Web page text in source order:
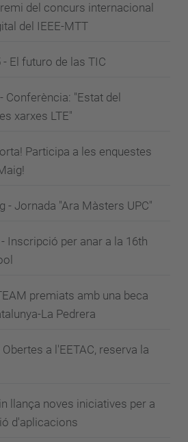
del concurs internacional
del IEEE-MTT
El futuro de las TIC
Conferència: "Estat del
xarxes LTE"
Participa a les enquestes
- Jornada "Ara Màsters UPC"
Inscripció per anar a la 16th
premiats amb una beca
La Pedrera
a l'EETAC, reserva la
llança noves iniciatives per a
d'aplicacions